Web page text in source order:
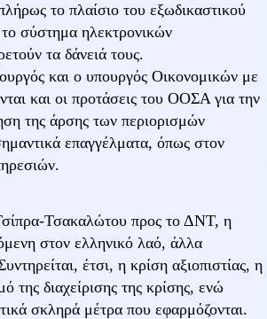
το πλαίσιο του εξωδικαστικού
σύστημα ηλεκτρονικών
τα δάνειά τους.
και ο υπουργός Οικονομικών με
και οι προτάσεις του ΟΟΣΑ για την
της άρσης των περιορισμών
επαγγέλματα, όπως στον
Τσακαλώτου προς το ΔΝΤ, η
στον ελληνικό λαό, άλλα
έτσι, η κρίση αξιοπιστίας, η
της διαχείρισης της κρίσης, ενώ
σκληρά μέτρα που εφαρμόζονται.